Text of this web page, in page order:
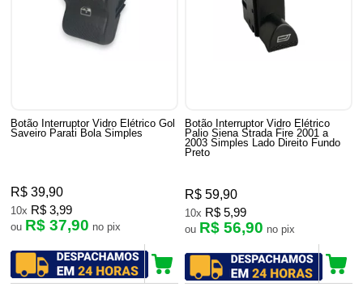
Botão Interruptor Vidro Elétrico Gol
Saveiro Parati Bola Simples
R$ 39,90
10x R$ 3,99
ou R$ 37,90 no pix
Botão Interruptor Vidro Elétrico
Palio Siena Strada Fire 2001 a
2003 Simples Lado Direito Fundo
Preto
R$ 59,90
10x R$ 5,99
ou R$ 56,90 no pix